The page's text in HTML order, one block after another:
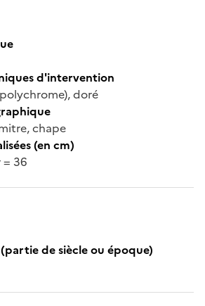
d'intervention
doré
chape
(en cm)
= 36
de siècle ou époque)